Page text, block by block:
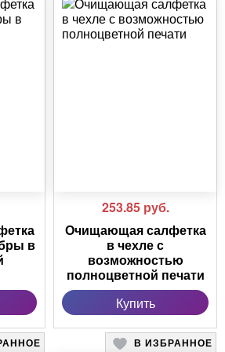
в
253.85 руб.
Очищающая салфетка
в чехле с
возможностью
полноцветной печати
Купить
В ИЗБРАННОЕ